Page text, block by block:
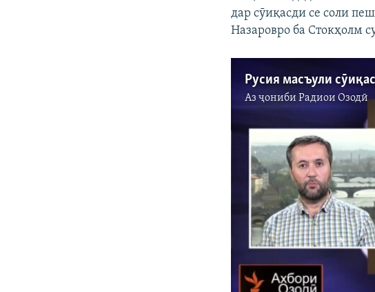
дар сӯиқасди се соли
Назаровро ба Стокҳолм
Аз ҷонибиРадиои Озодӣ